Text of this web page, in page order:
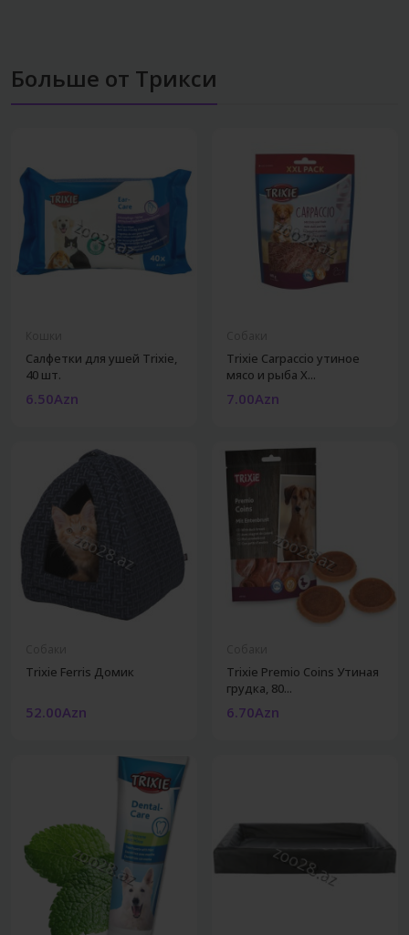
Больше от Трикси
Салфетки для ушей Trixie,
40 шт.
6.50Azn
Trixie Carpaccio утиное
мясо и рыба X...
7.00Azn
Trixie Ferris Домик
52.00Azn
Trixie Premio Coins Утиная
грудка, 80...
6.70Azn